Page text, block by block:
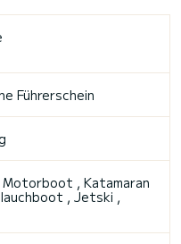
Führerschein
, Katamaran
, Jetski ,